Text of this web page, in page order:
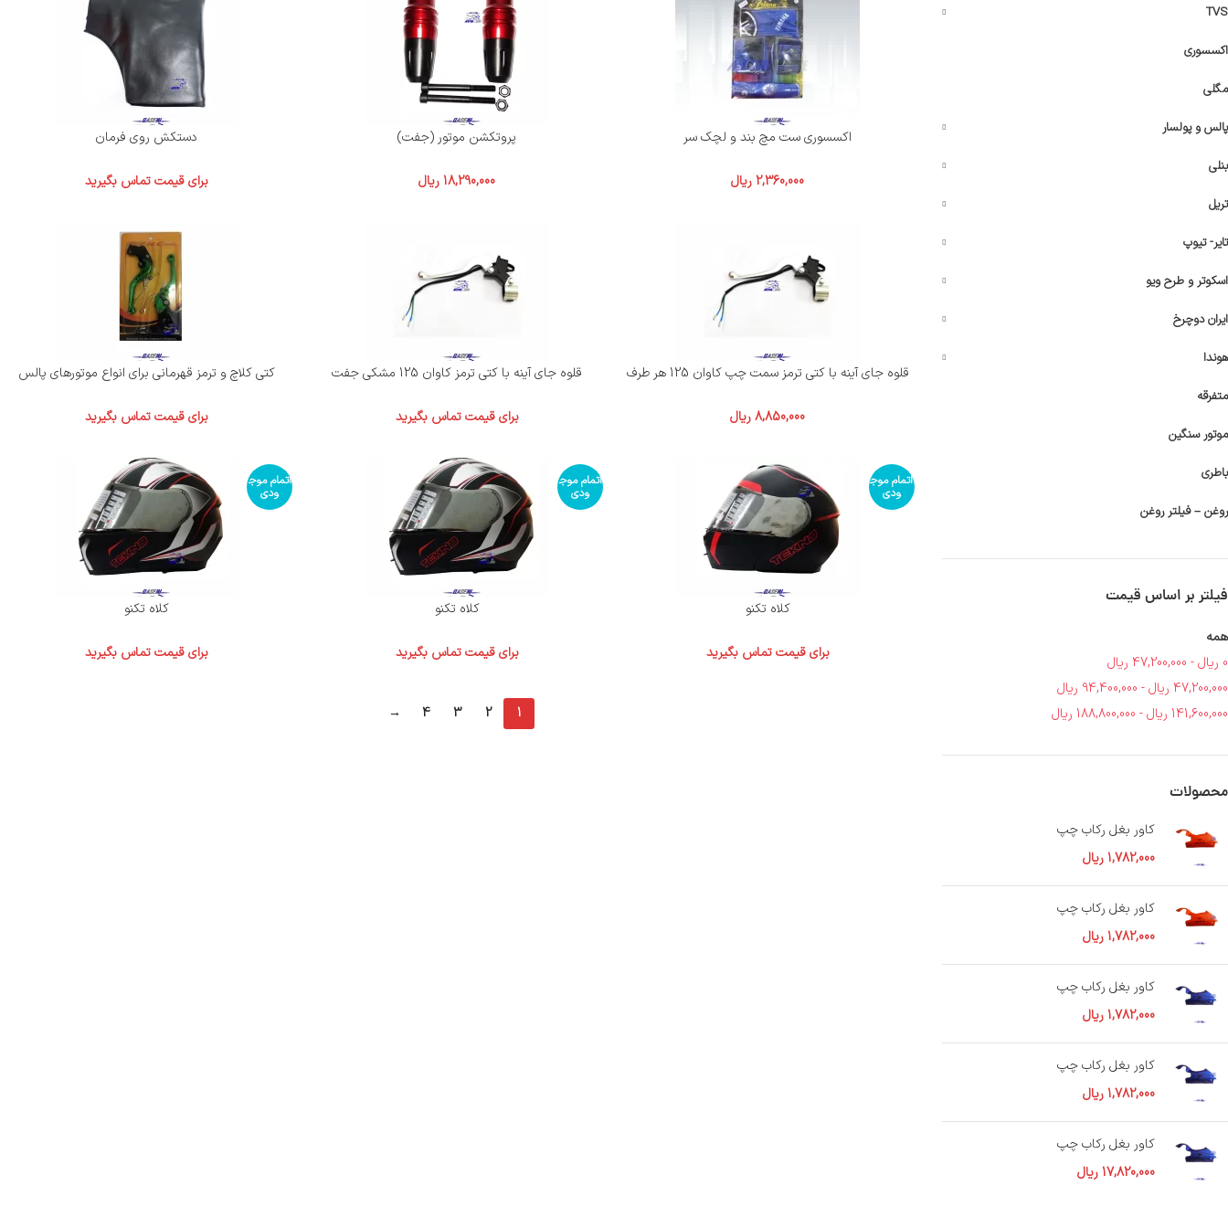
TVS
اکسسوری
مگلی
پالس و پولسار
بنلی
تریل
تایر- تیوپ
اسکوتر و طرح ویو
ایران دوچرخ
هوندا
متفرقه
موتور سنگین
باطری
روغن – فیلتر روغن
فیلتر بر اساس قیمت
همه
0 ریال-
47,200,000 ریال
47,200,000 ریال-
94,400,000 ریال
141,600,000 ریال-
188,800,000 ریال
محصولات
کاور بغل رکاب چپ
1,782,000ریال
کاور بغل رکاب چپ
1,782,000ریال
کاور بغل رکاب چپ
1,782,000ریال
کاور بغل رکاب چپ
1,782,000ریال
کاور بغل رکاب چپ
17,820,000ریال
اکسسوری ست مچ بند و لچک سر
2,360,000 ریال
پروتکشن موتور (جفت)
18,290,000 ریال
دستکش روی فرمان
برای قیمت تماس بگیرید
قلوه جای آینه با کتی ترمز سمت چپ کاوان 125 هر طرف
8,850,000 ریال
قلوه جای آینه با کتی ترمز کاوان 125 مشکی جفت
برای قیمت تماس بگیرید
کتی کلاچ و ترمز قهرمانی برای انواع موتورهای پالس
برای قیمت تماس بگیرید
اتمام موج
ودی
کلاه تکنو
برای قیمت تماس بگیرید
اتمام موج
ودی
کلاه تکنو
برای قیمت تماس بگیرید
اتمام موج
ودی
کلاه تکنو
برای قیمت تماس بگیرید
1
2
3
4
→